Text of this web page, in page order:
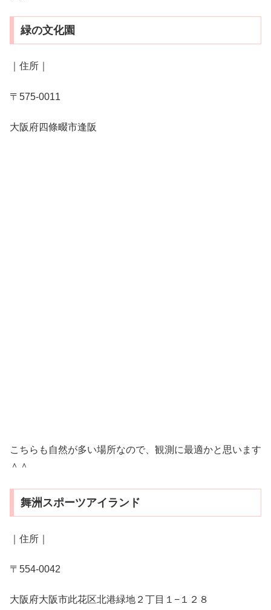
緑の文化園
｜住所｜
〒575-0011
大阪府四條畷市逢阪
こちらも自然が多い場所なので、観測に最適かと思います
＾＾
舞洲スポーツアイランド
｜住所｜
〒554-0042
大阪府大阪市此花区北港緑地２丁目１−１２８